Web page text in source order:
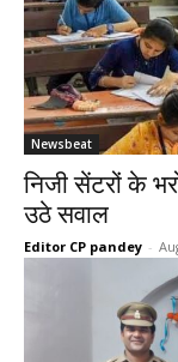
Newsbeat
निजी सेंटरों के
उठे सवाल
Editor CP pandey -